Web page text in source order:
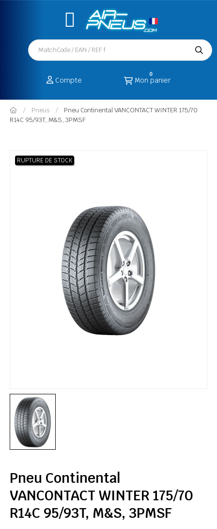
Compte Mon panier
0
Pneus
Pneu Continental VANCONTACT WINTER 175/70
R14C 95/93T, M&S, 3PMSF
RUPTURE DE STOCK
Pneu Continental
VANCONTACT WINTER 175/70
R14C 95/93T, M&S, 3PMSF